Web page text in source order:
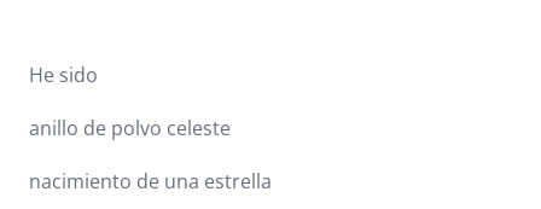
He sido
anillo de polvo celeste
nacimiento de una estrella